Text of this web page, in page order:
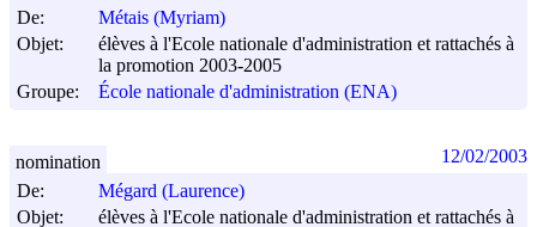
De:
Métais (Myriam)
Objet:
élèves à l'Ecole nationale d'administration et rattachés à
la promotion 2003-2005
Groupe:
École nationale d'administration (ENA)
De:
Mégard (Laurence)
Objet:
élèves à l'Ecole nationale d'administration et rattachés à
nomination 12/02/2003